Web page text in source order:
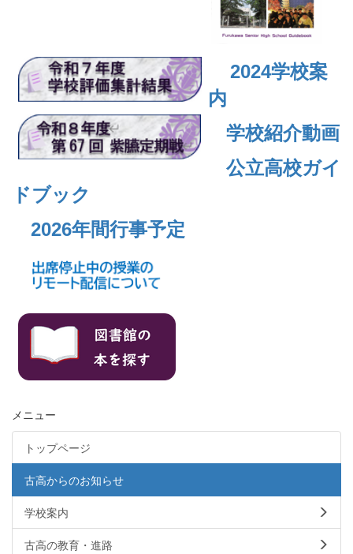
2024学校案
内
学校紹介動画
公立高校ガイ
ドブック
2026年間行事予定
メニュー
トップページ
古高からのお知らせ
学校案内
古高の教育・進路